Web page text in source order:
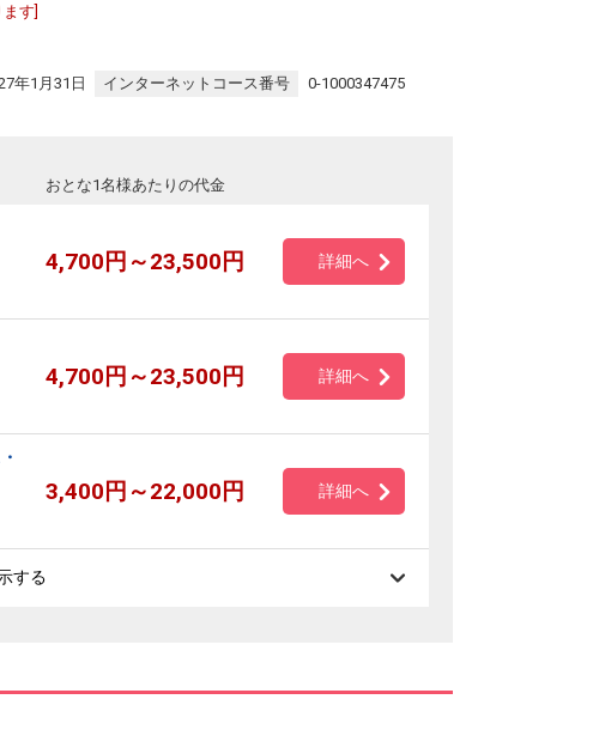
す]
年1月31日 インターネットコース番号 0-1000347475
おとな1名様あたりの代金
4,700円～23,500円 詳細へ
4,700円～23,500円 詳細へ
3,400円～22,000円 詳細へ
する